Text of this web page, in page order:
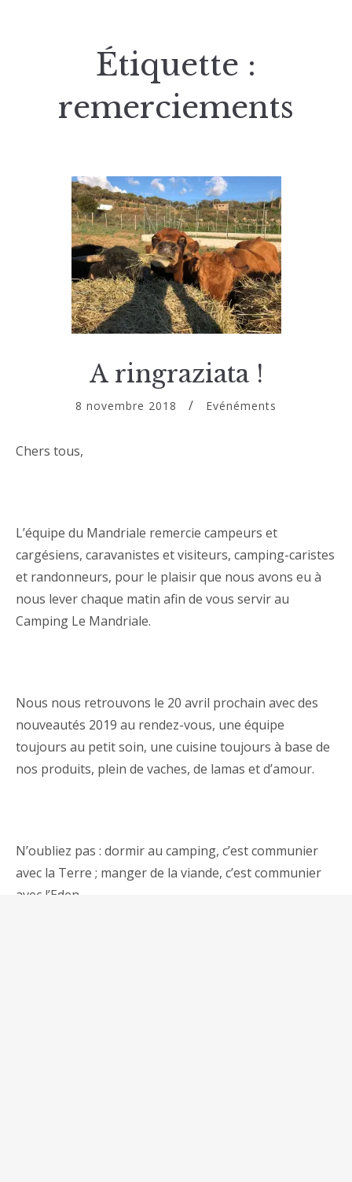
Étiquette :
remerciements
A ringraziata !
8 novembre 2018 Evénéments
Chers tous,
L’équipe du Mandriale remercie campeurs et
cargésiens, caravanistes et visiteurs, camping-caristes
et randonneurs, pour le plaisir que nous avons eu à
nous lever chaque matin afin de vous servir au
Camping Le Mandriale.
Nous nous retrouvons le 20 avril prochain avec des
nouveautés 2019 au rendez-vous, une équipe
toujours au petit soin, une cuisine toujours à base de
nos produits, plein de vaches, de lamas et d’amour.
N’oubliez pas : dormir au camping, c’est communier
avec la Terre ; manger de la viande, c’est communier
avec l’Eden